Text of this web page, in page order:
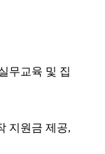
무교육 및 집
지원금 제공,